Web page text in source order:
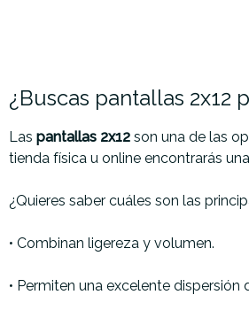
¿Buscas pantallas 2x12
Las pantallas 2x12 son una de las
tienda física u online encontrarás
¿Quieres saber cuáles son las
• Combinan ligereza y volumen.
• Permiten una excelente dispersión